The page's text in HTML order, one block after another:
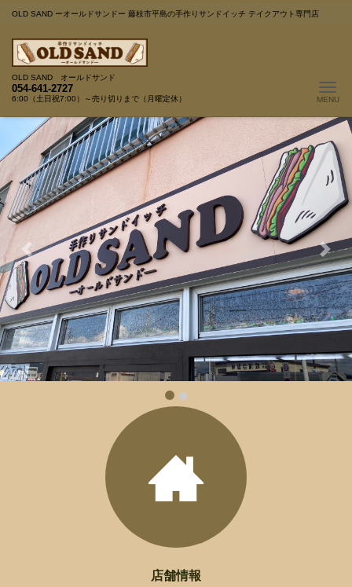
OLD SAND ーオールドサンドー 藤枝市平島の手作りサンドイッチ テイクアウト専門店
OLD SAND オールドサンド
054-641-2727
6:00（土日祝7:00）～売り切りまで（月曜定休）
Previous Next
店舗情報